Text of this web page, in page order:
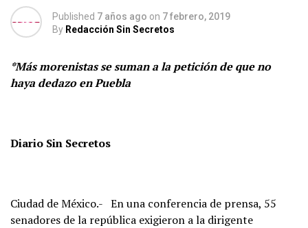
Published 7 años ago on 7 febrero, 2019
By Redacción Sin Secretos
*Más morenistas se suman a la petición de que no
haya dedazo en Puebla
Diario Sin Secretos
Ciudad de México.- En una conferencia de prensa, 55
senadores de la república exigieron a la dirigente